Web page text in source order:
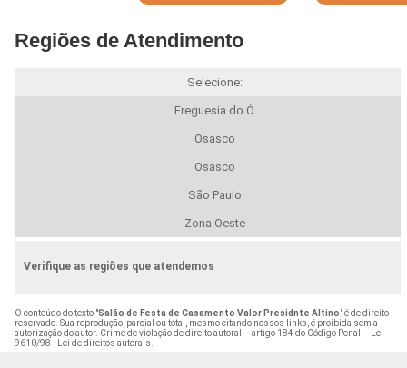
Regiões de Atendimento
Selecione:
Freguesia do Ó
Osasco
Osasco
São Paulo
Zona Oeste
Verifique as regiões que atendemos
O conteúdo do texto "Salão de Festa de Casamento Valor Presidnte Altino" é de direito
reservado. Sua reprodução, parcial ou total, mesmo citando nossos links, é proibida sem a
autorização do autor. Crime de violação de direito autoral – artigo 184 do Código Penal –
Lei
9610/98 - Lei de direitos autorais